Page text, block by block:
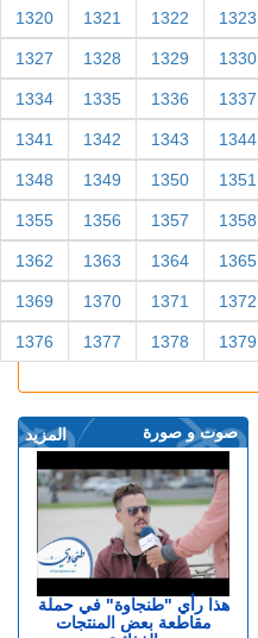
1320 1321 1322 1323
1327 1328 1329 1330
1334 1335 1336 1337
1341 1342 1343 1344
1348 1349 1350 1351
1355 1356 1357 1358
1362 1363 1364 1365
1369 1370 1371 1372
1376 1377 1378 1379
المزيد صوت و صورة
هذا رأي "طنجاوة" في حملة
مقاطعة بعض المنتجات